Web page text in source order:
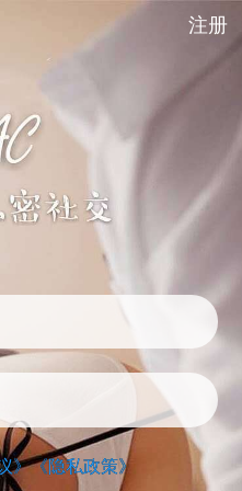
注册
》《隐私政策》